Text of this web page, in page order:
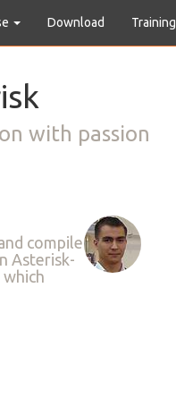
Download Training
with passion
compile
Asterisk-